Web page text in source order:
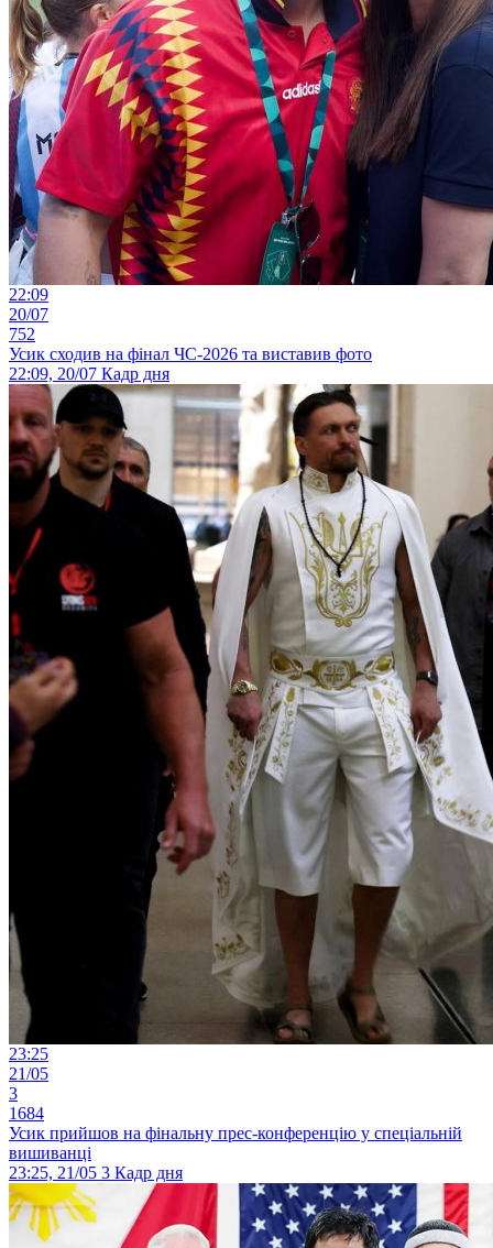
22:09
20/07
752
Усик сходив на фінал ЧС-2026 та виставив фото
22:09, 20/07 Кадр дня
23:25
21/05
3
1684
Усик прийшов на фінальну прес-конференцію у спеціальній
вишиванці
23:25, 21/05 3 Кадр дня